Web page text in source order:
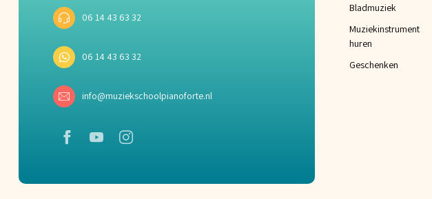
06 14 43 63 32
06 14 43 63 32
info@muziekschoolpianoforte.nl
Bladmuziek
Muziekinstrument
huren
Geschenken